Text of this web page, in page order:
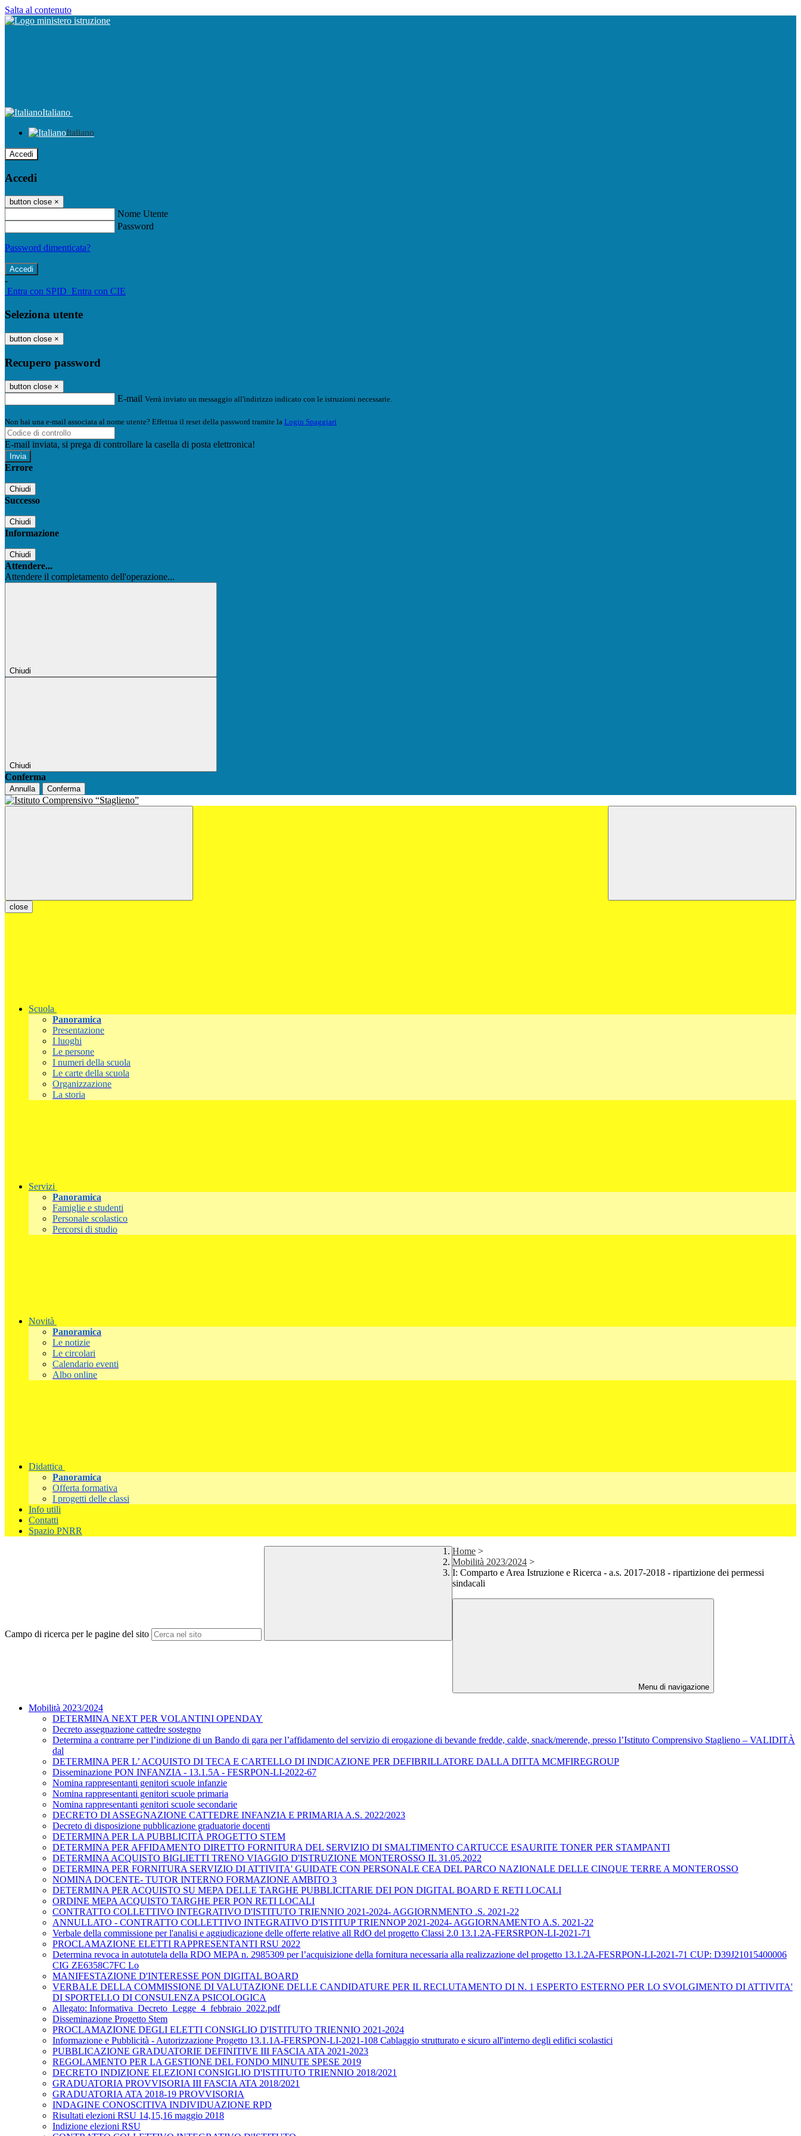
Salta al contenuto
Italiano
Italiano
Accedi
Accedi
button close ×
Nome Utente
Password
Password dimenticata?
-
Entra con SPID Entra con CIE
Seleziona utente
button close ×
Recupero password
button close ×
E-mail Verrà inviato un messaggio all'indirizzo indicato con le istruzioni necessarie.
Non hai una e-mail associata al nome utente? Effettua il reset della password tramite la Login Spaggiari
E-mail inviata, si prega di controllare la casella di posta elettronica!
Errore
Chiudi
Successo
Chiudi
Informazione
Chiudi
Attendere...
Attendere il completamento dell'operazione...
Chiudi
Chiudi
Conferma
Annulla Conferma
close
Scuola
Panoramica
Presentazione
I luoghi
Le persone
I numeri della scuola
Le carte della scuola
Organizzazione
La storia
Servizi
Panoramica
Famiglie e studenti
Personale scolastico
Percorsi di studio
Novità
Panoramica
Le notizie
Le circolari
Calendario eventi
Albo online
Didattica
Panoramica
Offerta formativa
I progetti delle classi
Info utili
Contatti
Spazio PNRR
Campo di ricerca per le pagine del sito
Home >
Mobilità 2023/2024 >
I: Comparto e Area Istruzione e Ricerca - a.s. 2017-2018 - ripartizione dei permessi
sindacali
Menu di navigazione
Mobilità 2023/2024
DETERMINA NEXT PER VOLANTINI OPENDAY
Decreto assegnazione cattedre sostegno
Determina a contrarre per l’indizione di un Bando di gara per l’affidamento del servizio di erogazione di bevande fredde, calde, snack/merende, presso l’Istituto Comprensivo Staglieno – VALIDITÀ
dal
DETERMINA PER L’ ACQUISTO DI TECA E CARTELLO DI INDICAZIONE PER DEFIBRILLATORE DALLA DITTA MCMFIREGROUP
Disseminazione PON INFANZIA - 13.1.5A - FESRPON-LI-2022-67
Nomina rappresentanti genitori scuole infanzie
Nomina rappresentanti genitori scuole primaria
Nomina rappresentanti genitori scuole secondarie
DECRETO DI ASSEGNAZIONE CATTEDRE INFANZIA E PRIMARIA A.S. 2022/2023
Decreto di disposizione pubblicazione graduatorie docenti
DETERMINA PER LA PUBBLICITÀ PROGETTO STEM
DETERMINA PER AFFIDAMENTO DIRETTO FORNITURA DEL SERVIZIO DI SMALTIMENTO CARTUCCE ESAURITE TONER PER STAMPANTI
DETERMINA ACQUISTO BIGLIETTI TRENO VIAGGIO D'ISTRUZIONE MONTEROSSO IL 31.05.2022
DETERMINA PER FORNITURA SERVIZIO DI ATTIVITA' GUIDATE CON PERSONALE CEA DEL PARCO NAZIONALE DELLE CINQUE TERRE A MONTEROSSO
NOMINA DOCENTE- TUTOR INTERNO FORMAZIONE AMBITO 3
DETERMINA PER ACQUISTO SU MEPA DELLE TARGHE PUBBLICITARIE DEI PON DIGITAL BOARD E RETI LOCALI
ORDINE MEPA ACQUISTO TARGHE PER PON RETI LOCALI
CONTRATTO COLLETTIVO INTEGRATIVO D'ISTITUTO TRIENNIO 2021-2024- AGGIORNMENTO .S. 2021-22
ANNULLATO - CONTRATTO COLLETTIVO INTEGRATIVO D'ISTITUP TRIENNOP 2021-2024- AGGIORNAMENTO A.S. 2021-22
Verbale della commissione per l'analisi e aggiudicazione delle offerte relative all RdO del progetto Classi 2.0 13.1.2A-FERSRPON-LI-2021-71
PROCLAMAZIONE ELETTI RAPPRESENTANTI RSU 2022
Determina revoca in autotutela della RDO MEPA n. 2985309 per l’acquisizione della fornitura necessaria alla realizzazione del progetto 13.1.2A-FESRPON-LI-2021-71 CUP: D39J21015400006
CIG ZE6358C7FC Lo
MANIFESTAZIONE D'INTERESSE PON DIGITAL BOARD
VERBALE DELLA COMMISSIONE DI VALUTAZIONE DELLE CANDIDATURE PER IL RECLUTAMENTO DI N. 1 ESPERTO ESTERNO PER LO SVOLGIMENTO DI ATTIVITA'
DI SPORTELLO DI CONSULENZA PSICOLOGICA
Allegato: Informativa_Decreto_Legge_4_febbraio_2022.pdf
Disseminazione Progetto Stem
PROCLAMAZIONE DEGLI ELETTI CONSIGLIO D'ISTITUTO TRIENNIO 2021-2024
Informazione e Pubblicità - Autorizzazione Progetto 13.1.1A-FERSPON-LI-2021-108 Cablaggio strutturato e sicuro all'interno degli edifici scolastici
PUBBLICAZIONE GRADUATORIE DEFINITIVE III FASCIA ATA 2021-2023
REGOLAMENTO PER LA GESTIONE DEL FONDO MINUTE SPESE 2019
DECRETO INDIZIONE ELEZIONI CONSIGLIO D'ISTITUTO TRIENNIO 2018/2021
GRADUATORIA PROVVISORIA III FASCIA ATA 2018/2021
GRADUATORIA ATA 2018-19 PROVVISORIA
INDAGINE CONOSCITIVA INDIVIDUAZIONE RPD
Risultati elezioni RSU 14,15,16 maggio 2018
Indizione elezioni RSU